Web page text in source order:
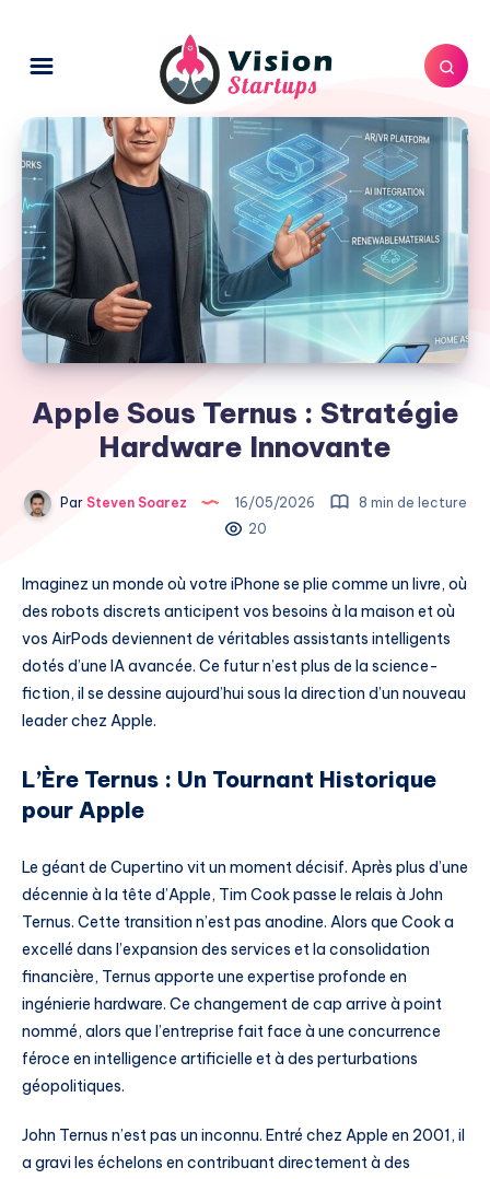
Apple Sous Ternus : Stratégie
Hardware Innovante
ParSteven Soarez 16/05/2026
8 min de lecture
20
Imaginez un monde où votre iPhone se plie comme un livre, où
des robots discrets anticipent vos besoins à la maison et où
vos AirPods deviennent de véritables assistants intelligents
dotés d’une IA avancée. Ce futur n’est plus de la science-
fiction, il se dessine aujourd’hui sous la direction d’un nouveau
leader chez Apple.
L’Ère Ternus : Un Tournant Historique
pour Apple
Le géant de Cupertino vit un moment décisif. Après plus d’une
décennie à la tête d’Apple, Tim Cook passe le relais à John
Ternus. Cette transition n’est pas anodine. Alors que Cook a
excellé dans l’expansion des services et la consolidation
financière, Ternus apporte une expertise profonde en
ingénierie hardware. Ce changement de cap arrive à point
nommé, alors que l’entreprise fait face à une concurrence
féroce en intelligence artificielle et à des perturbations
géopolitiques.
John Ternus n’est pas un inconnu. Entré chez Apple en 2001, il
a gravi les échelons en contribuant directement à des